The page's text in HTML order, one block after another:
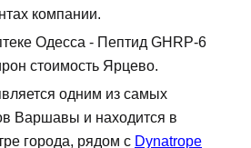
компании.
Одесса - Пептид GHRP-6
стоимость Ярцево.
одним из самых
Варшавы и находится в
города, рядом с Dynatrope